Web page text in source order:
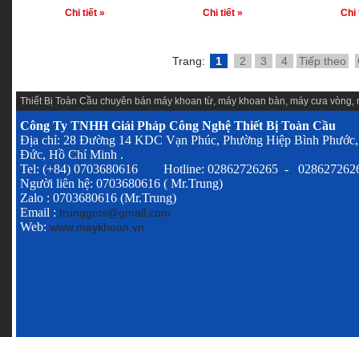
Chi tiết » Chi tiết » Chi
Trang: 1 2 3 4 Tiếp theo
Thiết Bị Toàn Cầu chuyên bán máy khoan từ, máy khoan bàn, máy cưa vòng,
Công Ty TNHH Giải Pháp Công Nghệ Thiết Bị Toàn Cầu
Địa chỉ: 28 Đường 14 KDC Vạn Phúc, Phường Hiệp Bình
Đức, Hồ Chí Minh .
Tel: (+84) 0703680616 Hotline: 02862726265 -
Người liên hệ: 0703680616 ( Mr.Trung)
Zalo : 0703680616 (Mr.Trung)
Email : trunggets@gmail.com
Web: www.maykhoan.vn